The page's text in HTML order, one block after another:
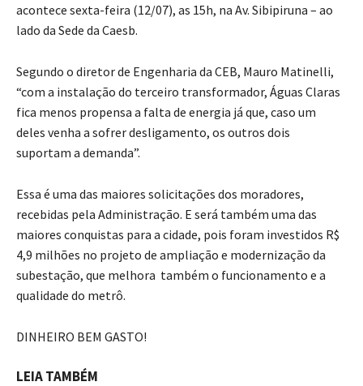
acontece sexta-feira (12/07), as 15h, na Av. Sibipiruna – ao
lado da Sede da Caesb.
Segundo o diretor de Engenharia da CEB, Mauro Matinelli,
“com a instalação do terceiro transformador, Águas Claras
fica menos propensa a falta de energia já que, caso um
deles venha a sofrer desligamento, os outros dois
suportam a demanda”.
Essa é uma das maiores solicitações dos moradores,
recebidas pela Administração. E será também uma das
maiores conquistas para a cidade, pois foram investidos R$
4,9 milhões no projeto de ampliação e modernização da
subestação, que melhora também o funcionamento e a
qualidade do metrô.
DINHEIRO BEM GASTO!
LEIA TAMBÉM